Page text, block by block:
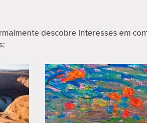
descobre interesses em